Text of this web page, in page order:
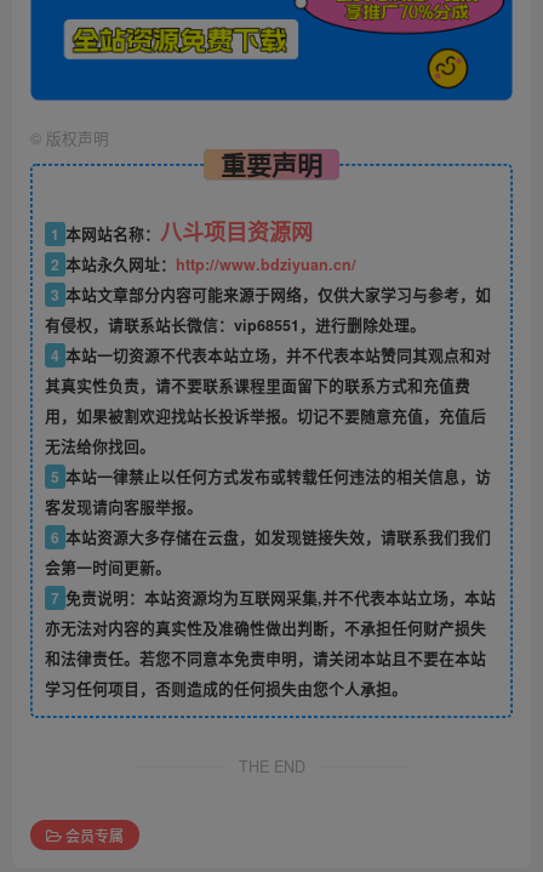
© 版权声明
重要声明
1 本网站名称： 八斗项目资源网
2 本站永久网址： http://www.bdziyuan.cn/
3 本站文章部分内容可能来源于网络，仅供大家学习与参考，如
有侵权，请联系站长微信：vip68551，进行删除处理。
4 本站一切资源不代表本站立场，并不代表本站赞同其观点和对
其真实性负责，请不要联系课程里面留下的联系方式和充值费
用，如果被割欢迎找站长投诉举报。切记不要随意充值，充值后
无法给你找回。
5 本站一律禁止以任何方式发布或转载任何违法的相关信息，访
客发现请向客服举报。
6 本站资源大多存储在云盘，如发现链接失效，请联系我们我们
会第一时间更新。
7 免责说明：本站资源均为互联网采集,并不代表本站立场，本站
亦无法对内容的真实性及准确性做出判断，不承担任何财产损失
和法律责任。若您不同意本免责申明，请关闭本站且不要在本站
学习任何项目，否则造成的任何损失由您个人承担。
THE END
会员专属